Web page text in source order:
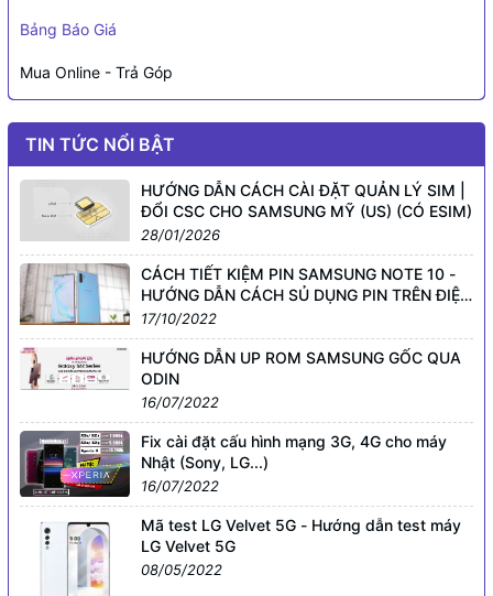
Bảng Báo Giá
Mua Online - Trả Góp
TIN TỨC NỔI BẬT
HƯỚNG DẪN CÁCH CÀI ĐẶT QUẢN LÝ SIM |
ĐỔI CSC CHO SAMSUNG MỸ (US) (CÓ ESIM)
28/01/2026
CÁCH TIẾT KIỆM PIN SAMSUNG NOTE 10 -
HƯỚNG DẪN CÁCH SỦ DỤNG PIN TRÊN ĐIỆN
THOẠI SMARTPHONE GALAXY KHÁC
17/10/2022
HƯỚNG DẪN UP ROM SAMSUNG GỐC QUA
ODIN
16/07/2022
Fix cài đặt cấu hình mạng 3G, 4G cho máy
Nhật (Sony, LG...)
16/07/2022
Mã test LG Velvet 5G - Hướng dẫn test máy
LG Velvet 5G
08/05/2022